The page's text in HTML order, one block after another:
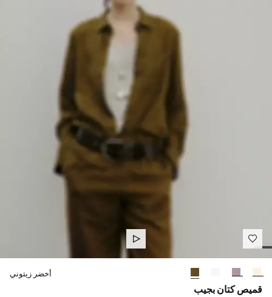
قميص كتان بجيب
حدد اللون
أخضر زيتوني